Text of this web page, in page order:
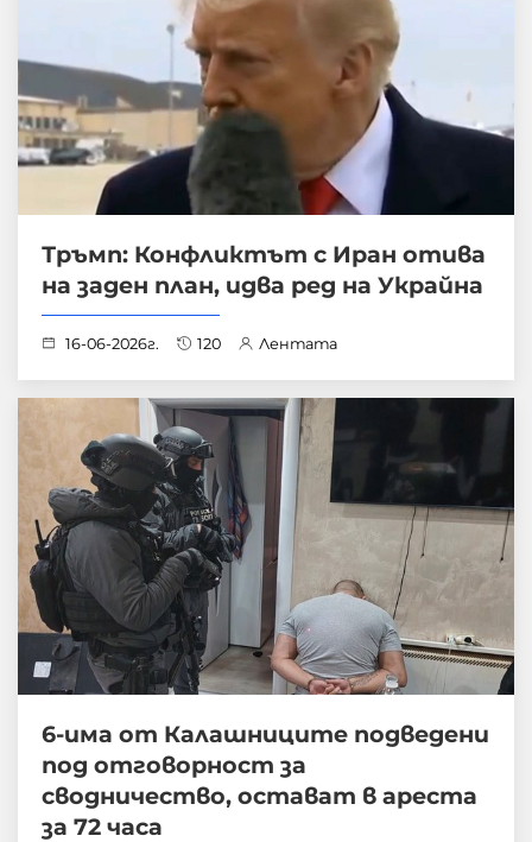
Тръмп: Конфликтът с Иран отива
на заден план, идва ред на Украйна
16-06-2026г. 120 Лентата
6-има от Калашниците подведени
под отговорност за
сводничество, остават в ареста
за 72 часа